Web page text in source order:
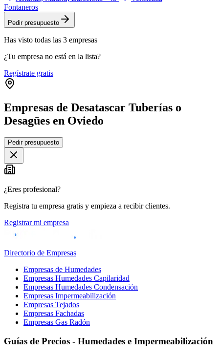
Fontaneros
Pedir presupuesto
Has visto todas las 3 empresas
¿Tu empresa no está en la lista?
Regístrate gratis
Empresas de Desatascar Tuberías o
Desagües en Oviedo
+
−
Pedir presupuesto
¿Eres profesional?
Registra tu empresa gratis y empieza a recibir clientes.
Registrar mi empresa
Directorio de Empresas
Empresas de Humedades
Empresas Humedades Capilaridad
Empresas Humedades Condensación
Empresas Impermeabilización
Empresas Tejados
Empresas Fachadas
Empresas Gas Radón
Guías de Precios - Humedades e Impermeabilización